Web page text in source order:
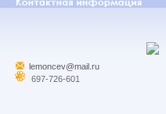
lemoncev@mail.ru
697-726-601